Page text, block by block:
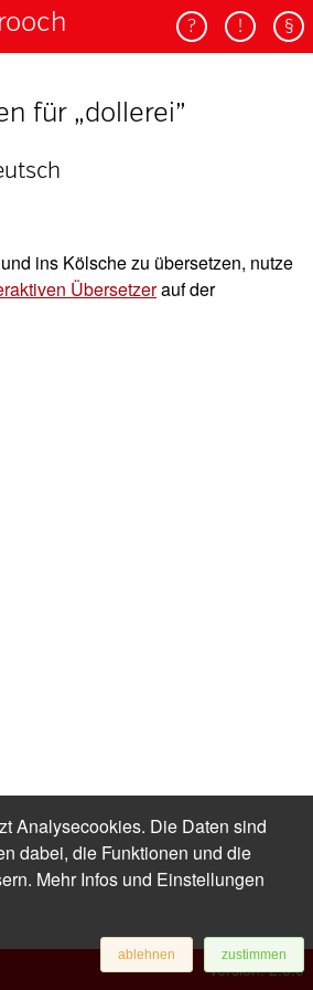
? ! §
für „dollerei”
ins Kölsche zu übersetzen, nutze
Übersetzerauf der
Version: 2.5.0
Analysecookies. Die Daten sind
dabei, die Funktionen und die
Mehr Infos und Einstellungen
ablehnen zustimmen